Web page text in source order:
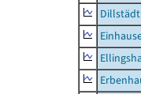
Dillstädt